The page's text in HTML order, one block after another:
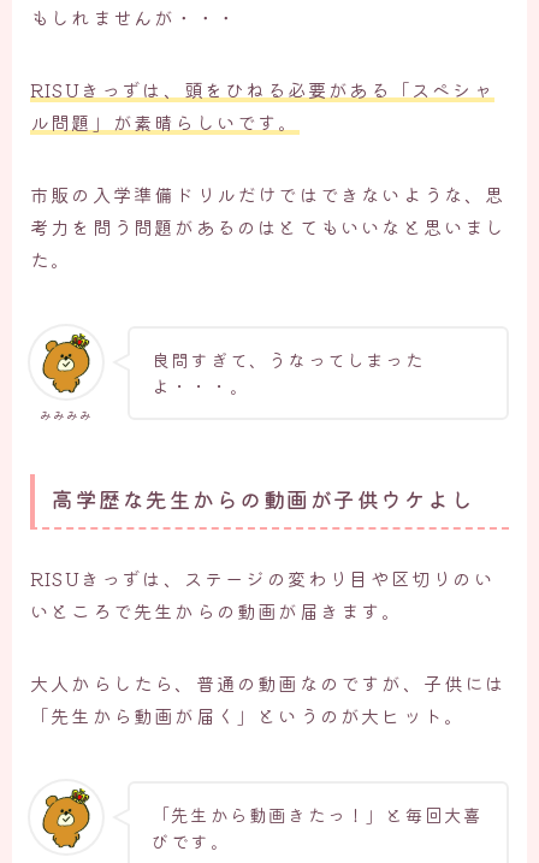
もしれませんが・・・
RISUきっずは、頭をひねる必要がある「スペシャ
ル問題」が素晴らしいです。
市販の入学準備ドリルだけではできないような、思
考力を問う問題があるのはとてもいいなと思いまし
た。
みみみみ
良問すぎて、うなってしまった
よ・・・。
高学歴な先生からの動画が子供ウケよし
RISUきっずは、ステージの変わり目や区切りのい
いところで先生からの動画が届きます。
大人からしたら、普通の動画なのですが、子供には
「先生から動画が届く」というのが大ヒット。
「先生から動画きたっ！」と毎回大喜
びです。